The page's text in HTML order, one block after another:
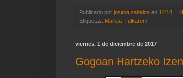
Publicado por joseba zabalza en 14:18
Etiquetas: Markaz Tulkarem
viernes, 1 de diciembre de 2017
Gogoan Hartzeko